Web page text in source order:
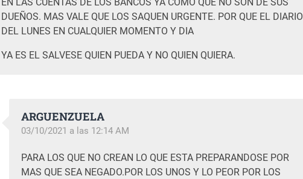
DUEÑOS. MAS VALE QUE LOS SAQUEN URGENTE. POR QUE EL DIARIO
DEL LUNES EN CUALQUIER MOMENTO Y DIA
YA ES EL SALVESE QUIEN PUEDA Y NO QUIEN QUIERA.
ARGUENZUELA
03/10/2021 a las 12:14 AM
PARA LOS QUE NO CREAN LO QUE ESTA PREPARANDOSE POR
MAS QUE SEA NEGADO.POR LOS UNOS Y LO PEOR POR LOS